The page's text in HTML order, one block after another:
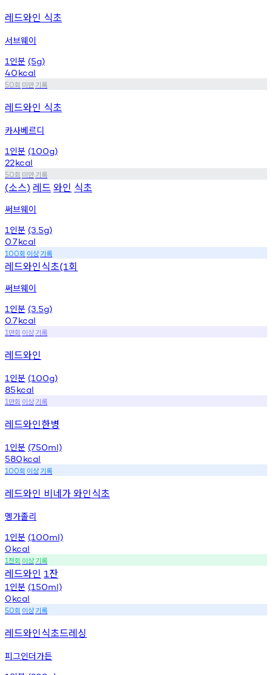
레드와인 식초
서브웨이
1 인분 (5g)
40kcal
50회 미만기록
레드와인 식초
카사베르디
1 인분 (100g)
22kcal
50회 미만기록
(소스) 레드 와인 식초
써브웨이
1 인분 (3.5g)
0.7kcal
100회 이상기록
레드와인식초(1회
써브웨이
1 인분 (3.5g)
0.7kcal
1 만회 이상기록
레드와인
1 인분 (100g)
85kcal
1 만회 이상기록
레드와인한병
1 인분 (750ml)
580kcal
100회 이상기록
레드와인 비네가 와인식초
멩가졸리
1 인분 (100ml)
0kcal
1천회 이상기록
레드와인 1잔
1 인분 (150ml)
0kcal
50회 이상기록
레드와인식초드레싱
피그인더가든